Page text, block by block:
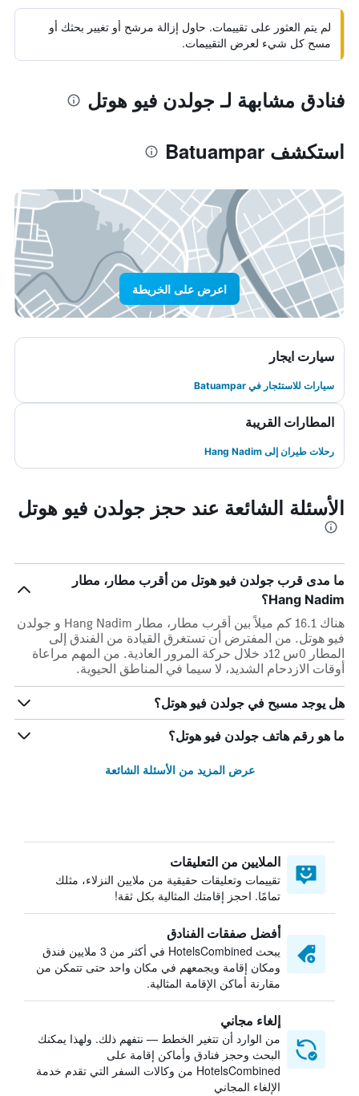
لم يتم العثور على تقييمات. حاول إزالة مرشح أو تغيير بحثك أو
مسح كل شيء لعرض التقييمات.
فنادق مشابهة لـ جولدن فيو هوتل
استكشف Batuampar
اعرض على الخريطة
سيارت ايجار
سيارات للاستئجار في Batuampar
المطارات القريبة
رحلات طيران إلى Hang Nadim
الأسئلة الشائعة عند حجز جولدن فيو هوتل
ما مدى قرب جولدن فيو هوتل من أقرب مطار، مطار
Hang Nadim؟
هناك 16.1 كم ميلاً بين أقرب مطار، مطار Hang Nadim و جولدن
فيو هوتل. من المفترض أن تستغرق القيادة من الفندق إلى
المطار 0س 12د خلال حركة المرور العادية. من المهم مراعاة
أوقات الازدحام الشديد، لا سيما في المناطق الحيوية.
هل يوجد مسبح في جولدن فيو هوتل؟
ما هو رقم هاتف جولدن فيو هوتل؟
عرض المزيد من الأسئلة الشائعة
الملايين من التعليقات
تقييمات وتعليقات حقيقية من ملايين النزلاء، مثلك
تمامًا. احجز إقامتك المثالية بكل ثقة!
أفضل صفقات الفنادق
يبحث HotelsCombined في أكثر من 3 ملايين فندق
ومكان إقامة ويجمعهم في مكان واحد حتى تتمكن من
مقارنة أماكن الإقامة المثالية.
إلغاء مجاني
من الوارد أن تتغير الخطط — نتفهم ذلك. ولهذا يمكنك
البحث وحجز فنادق وأماكن إقامة على
HotelsCombined من وكالات السفر التي تقدم خدمة
الإلغاء المجاني